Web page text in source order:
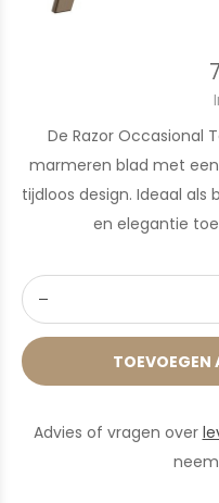
De Razor Occasional
marmeren blad met
tijdloos design. Ideaal
en elegantie
TOEVOEGEN
Advies of vragen over
neem